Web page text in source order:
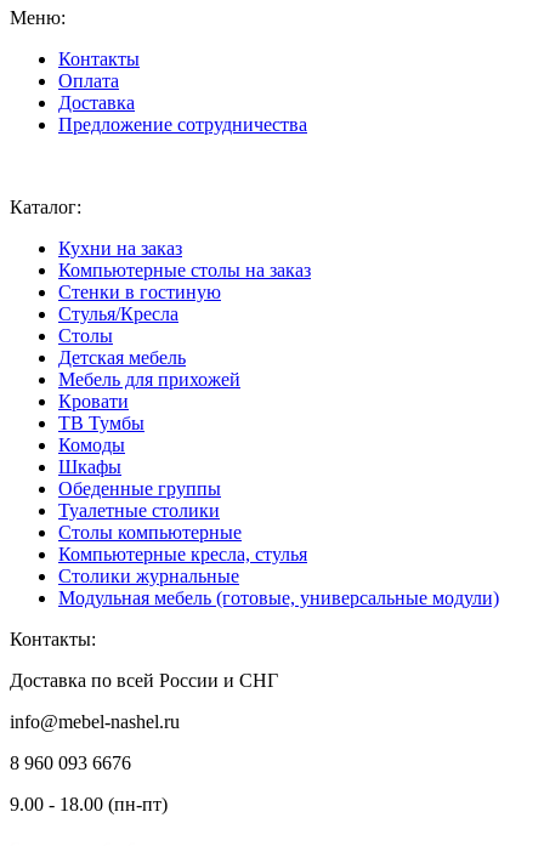
Меню:
Контакты
Оплата
Доставка
Предложение сотрудничества
Каталог:
Кухни на заказ
Компьютерные столы на заказ
Стенки в гостиную
Стулья/Кресла
Столы
Детская мебель
Мебель для прихожей
Кровати
ТВ Тумбы
Комоды
Шкафы
Обеденные группы
Туалетные столики
Столы компьютерные
Компьютерные кресла, стулья
Столики журнальные
Модульная мебель (готовые, универсальные модули)
Контакты:
Доставка по всей России и СНГ
info@mebel-nashel.ru
8 960 093 6676
9.00 - 18.00 (пн-пт)